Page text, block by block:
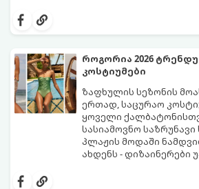
წვნიანი და
კლასიკური
სამი მთავარი პრინტი
ყველაზე ცხელი
მოდაში:
როგორია 2026
კოსტიუმები
ზაფხულის სეზონის
ერთად, საცურაო
ყოველი
სასიამოვნო საზრუნავი
პლაჟის მოდაში
ახდენს - დიზაინერები
აქცენტს აკეთებენ
გაძლევთ იყოთ